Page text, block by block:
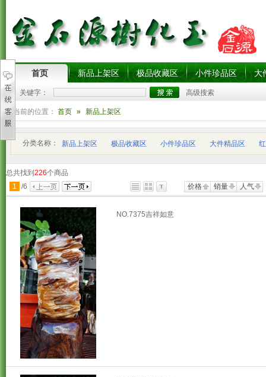
首页 新品上架区 极品收藏区 小件珍品区 大
关键字： 高级搜索
您当前的位置： 首页 » 新品上架区
分类名称： 新品上架区 极品收藏区 小件珍品区 大件精品区
总共找到 226个商品
1
/6 价格 销量 人气
NO.7375吉祥如意